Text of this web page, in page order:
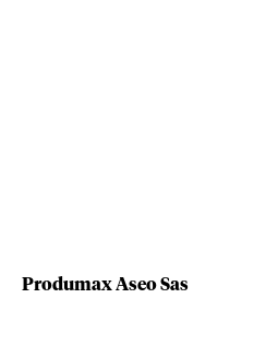
Produmax Aseo Sas